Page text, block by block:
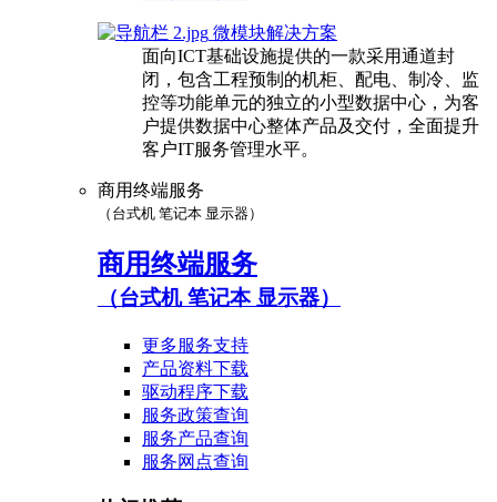
微模块解决方案
面向ICT基础设施提供的一款采用通道封
闭，包含工程预制的机柜、配电、制冷、监
控等功能单元的独立的小型数据中心，为客
户提供数据中心整体产品及交付，全面提升
客户IT服务管理水平。
商用终端服务
（台式机 笔记本 显示器）
商用终端服务
（台式机 笔记本 显示器）
更多服务支持
产品资料下载
驱动程序下载
服务政策查询
服务产品查询
服务网点查询